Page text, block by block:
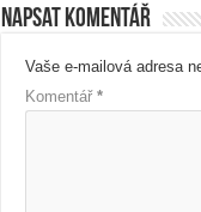
Napsat komentář
Vaše e-mailová adresa
Komentář *